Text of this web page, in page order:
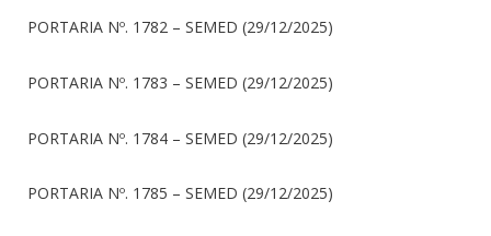
PORTARIA Nº. 1782 – SEMED (29/12/2025)
PORTARIA Nº. 1783 – SEMED (29/12/2025)
PORTARIA Nº. 1784 – SEMED (29/12/2025)
PORTARIA Nº. 1785 – SEMED (29/12/2025)